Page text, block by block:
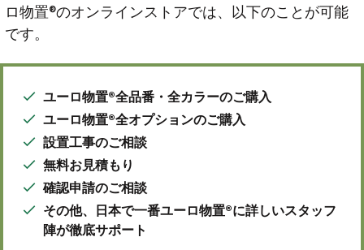
ロ物置®のオンラインストアでは、以下のことが可能
です。
ユーロ物置®全品番・全カラーのご購入
ユーロ物置®全オプションのご購入
設置工事のご相談
無料お見積もり
確認申請のご相談
その他、日本で一番ユーロ物置®に詳しいスタッフ
陣が徹底サポート